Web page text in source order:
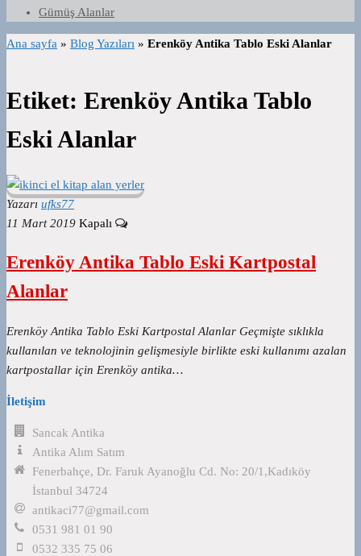
Gümüş Alanlar
Ana sayfa » Blog Yazıları » Erenköy Antika Tablo Eski Alanlar
Etiket: Erenköy Antika Tablo
Eski Alanlar
Yazarı ufks77
11 Mart 2019 Kapalı
Erenköy Antika Tablo Eski Kartpostal
Alanlar
Erenköy Antika Tablo Eski Kartpostal Alanlar Geçmişte sıklıkla
kullanılan ve teknolojinin gelişmesiyle birlikte eski kullanımı azalan
kartpostallar için Erenköy antika…
İletişim
Sancak Antika
Antika Alım Satım
Fenerbahçe, Dr. Faruk Ayanoğlu Cd. No: 20/1,Kadıköy
İstanbul 34724
antikaci77@gmail.com
0531 981 01 90
0532 335 75 06